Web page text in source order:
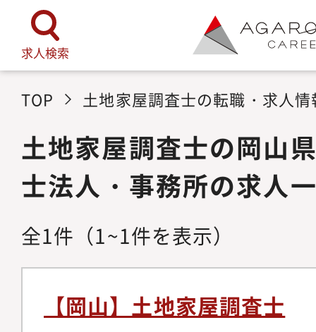
求人検索
TOP 土地家屋調査士の転職・求人情
土地家屋調査士の岡山
士法人・事務所の求人
全1件 （1~1件を表示）
【岡山】土地家屋調査士